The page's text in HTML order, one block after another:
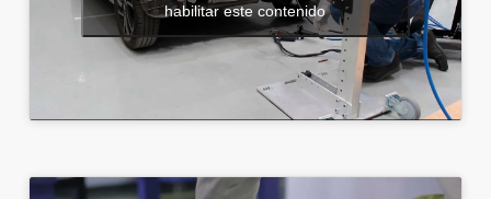
habilitar este contenido